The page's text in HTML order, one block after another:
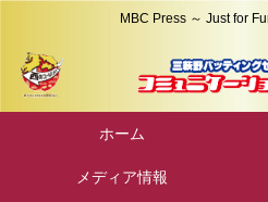
MBC Press ～ Just for
ホーム
メディア情報